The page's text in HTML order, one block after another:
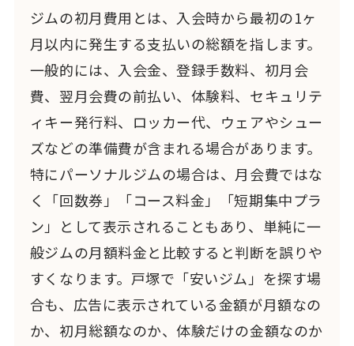
ジムの初月費用とは、入会時から最初の1ヶ
月以内に発生する支払いの総額を指します。
一般的には、入会金、登録手数料、初月会
費、翌月会費の前払い、体験料、セキュリテ
ィキー発行料、ロッカー代、ウェアやシュー
ズなどの準備費が含まれる場合があります。
特にパーソナルジムの場合は、月会費ではな
く「回数券」「コース料金」「短期集中プラ
ン」として表示されることもあり、単純に一
般ジムの月額料金と比較すると判断を誤りや
すくなります。戸塚で「安いジム」を探す場
合も、広告に表示されている金額が月額なの
か、初月総額なのか、体験だけの金額なのか